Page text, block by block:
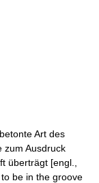
Art des
zum Ausdruck
überträgt [engl.,
be in the groove